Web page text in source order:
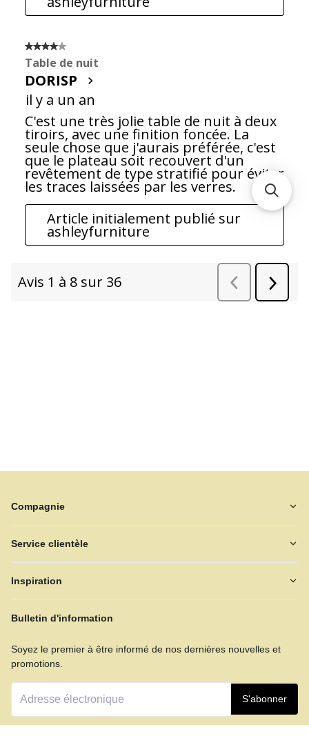
Compagnie
Service clientèle
Inspiration
Bulletin d'information
Soyez le premier à être informé de nos dernières nouvelles et
promotions.
S'abonner